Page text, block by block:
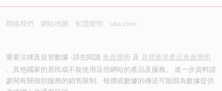
聯絡我們 網站地圖 私隱聲明 ubs.com
重要法律及規管數據 -請先閱讀 免責聲明 及 具體香港產品免責聲明
。其他國家的居民或不能使用這些網站的產品及服務。 進一步資料請
參閱有關個別服務的銷售限制。報價或數據的傳送可能因為數據提供